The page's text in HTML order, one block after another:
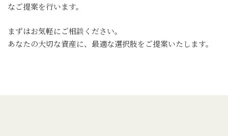
なご提案を行います。
まずはお気軽にご相談ください。
あなたの大切な資産に、最適な選択肢をご提案いたします。